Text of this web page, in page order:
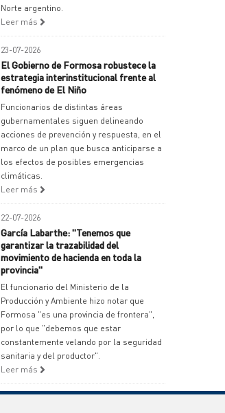
Norte argentino.
Leer más
23-07-2026
El Gobierno de Formosa robustece la
estrategia interinstitucional frente al
fenómeno de El Niño
Funcionarios de distintas áreas
gubernamentales siguen delineando
acciones de prevención y respuesta, en el
marco de un plan que busca anticiparse a
los efectos de posibles emergencias
climáticas.
Leer más
22-07-2026
García Labarthe: "Tenemos que
garantizar la trazabilidad del
movimiento de hacienda en toda la
provincia"
El funcionario del Ministerio de la
Producción y Ambiente hizo notar que
Formosa "es una provincia de frontera",
por lo que "debemos que estar
constantemente velando por la seguridad
sanitaria y del productor".
Leer más